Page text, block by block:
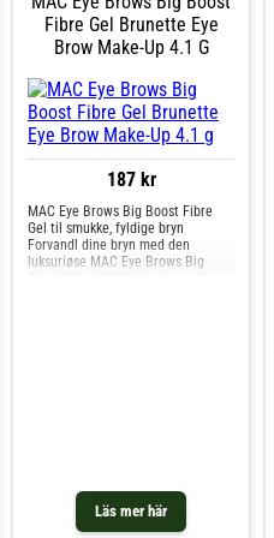
enkel, skräddarsydd täckning.
Applicera med lätta, små drag från
slutet av brynet och arbeta dig
inåt. - Mjukt definierade, naturligt
fyllda bryn - Långvarig, kladdfri,
bleknar inte - Behagligt lätt känsla
- Idealisk för mjuka, diffusa bryn -
Ren, kontrollerad applicering.
Fibre Gel Brunette Eye
Brow Make-Up 4.1 G
187 kr
Läs mer här
MAC Eye Brows Big Boost Fibre
Gel til smukke, fyldige bryn
Forvandl dine bryn med den
luksuriøse MAC Eye Brows Big